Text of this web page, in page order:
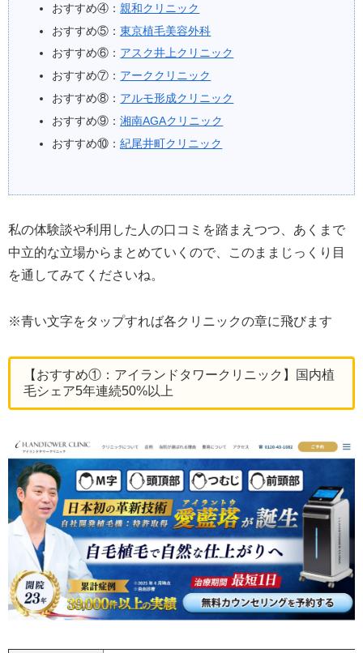
おすすめ④：親和クリニック
おすすめ⑤：東京植毛美容外科
おすすめ⑥： アスク井上クリニック
おすすめ⑦： アーククリニック
おすすめ⑧： アルモ形成クリニック
おすすめ⑨：湘南AGAクリニック
おすすめ⑩：紀尾井町クリニック
私の体験談や利用した人の口コミを踏まえつつ、あくまで
中立的な立場からまとめていくので、このままじっくり目
を通してみてくださいね。
※青い文字をタップすれば各クリニックの章に飛びます
【おすすめ①：アイランドタワークリニック】国内植
毛シェア5年連続50%以上